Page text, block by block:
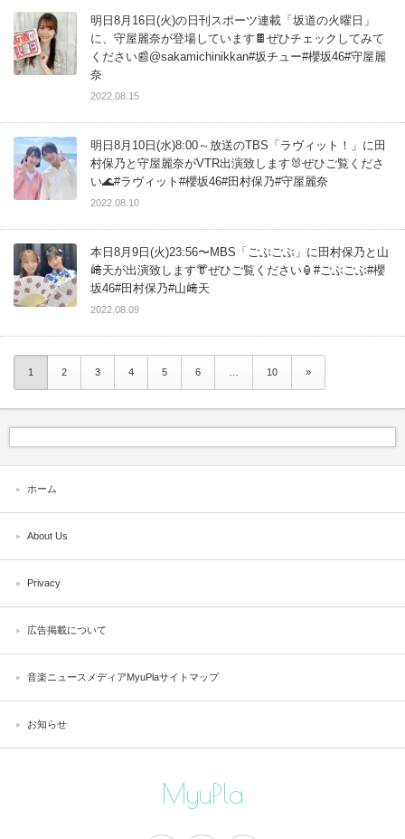
明日8月16日(火)の日刊スポーツ連載「坂道の火曜日」
に、守屋麗奈が登場しています🍫ぜひチェックしてみて
ください📰@sakamichinikkan#坂チュー#櫻坂46#守屋麗
奈
2022.08.15
明日8月10日(水)8:00～放送のTBS「ラヴィット！」に田
村保乃と守屋麗奈がVTR出演致します🐰ぜひご覧くださ
い🌊#ラヴィット#櫻坂46#田村保乃#守屋麗奈
2022.08.10
本日8月9日(火)23:56〜MBS「ごぶごぶ」に田村保乃と山
﨑天が出演致します👘ぜひご覧ください🏮#ごぶごぶ#櫻
坂46#田村保乃#山﨑天
2022.08.09
1 2 3 4 5 6 10 »
ホーム
About Us
Privacy
広告掲載について
音楽ニュースメディアMyuPlaサイトマップ
お知らせ
MyuPla